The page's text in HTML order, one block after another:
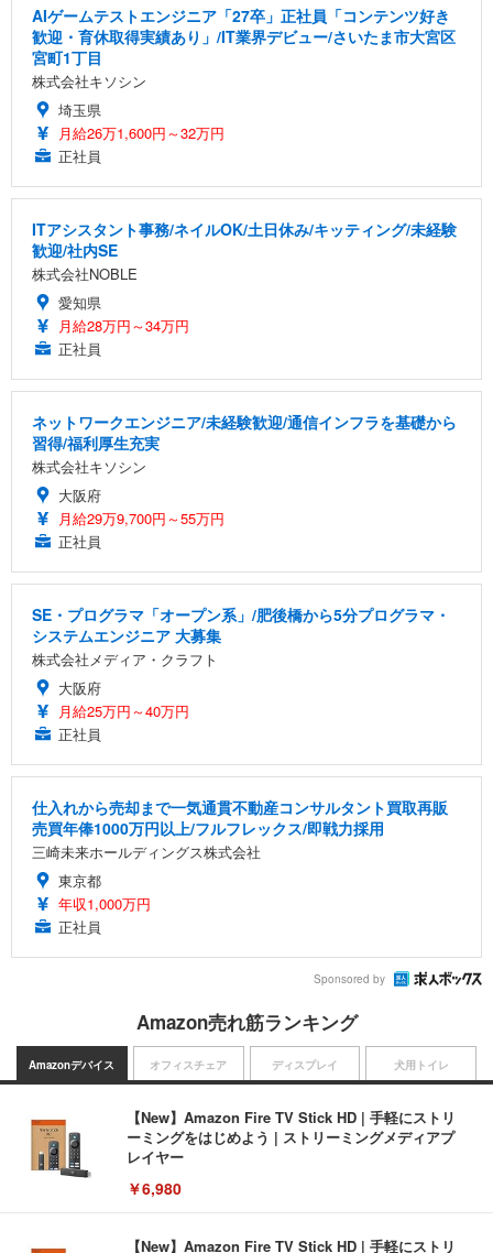
AIゲームテストエンジニア「27卒」正社員「コンテンツ好き
歓迎・育休取得実績あり」/IT業界デビュー/さいたま市大宮区
宮町1丁目
株式会社キソシン
埼玉県
月給26万1,600円～32万円
正社員
ITアシスタント事務/ネイルOK/土日休み/キッティング/未経験
歓迎/社内SE
株式会社NOBLE
愛知県
月給28万円～34万円
正社員
ネットワークエンジニア/未経験歓迎/通信インフラを基礎から
習得/福利厚生充実
株式会社キソシン
大阪府
月給29万9,700円～55万円
正社員
SE・プログラマ「オープン系」/肥後橋から5分プログラマ・
システムエンジニア 大募集
株式会社メディア・クラフト
大阪府
月給25万円～40万円
正社員
仕入れから売却まで一気通貫不動産コンサルタント買取再販
売買年俸1000万円以上/フルフレックス/即戦力採用
三崎未来ホールディングス株式会社
東京都
年収1,000万円
正社員
Sponsored by
Amazon売れ筋ランキング
Amazonデバイス
【New】Amazon Fire TV Stick HD | 手軽にストリ
ーミングをはじめよう | ストリーミングメディアプ
レイヤー
￥6,980
【New】Amazon Fire TV Stick HD | 手軽にストリ
オフィスチェア ディスプレイ 犬用トイレ